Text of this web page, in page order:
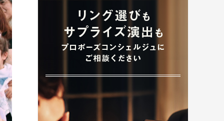
プロポーズプラン検索